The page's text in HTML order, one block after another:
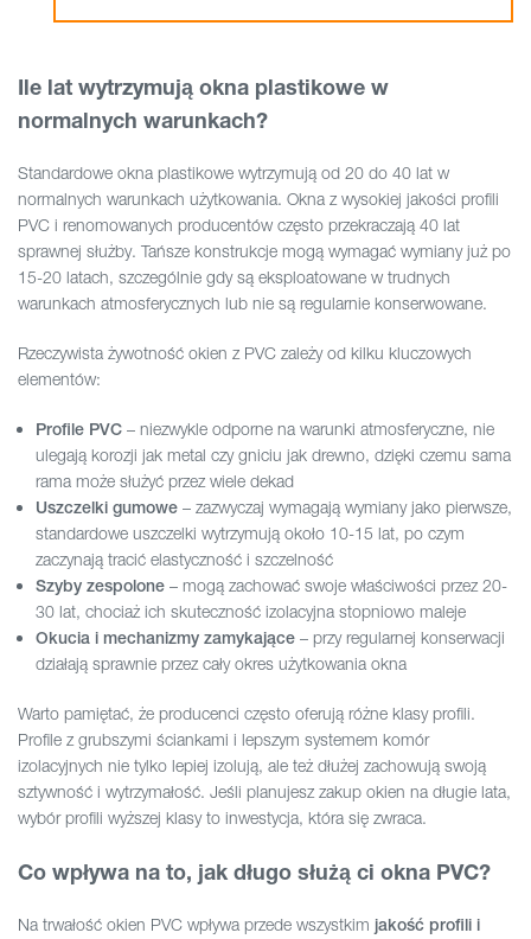
Ile lat wytrzymują okna plastikowe w
normalnych warunkach?
Standardowe okna plastikowe wytrzymują od 20 do 40 lat w
normalnych warunkach użytkowania. Okna z wysokiej jakości profili
PVC i renomowanych producentów często przekraczają 40 lat
sprawnej służby. Tańsze konstrukcje mogą wymagać wymiany już po
15-20 latach, szczególnie gdy są eksploatowane w trudnych
warunkach atmosferycznych lub nie są regularnie konserwowane.
Rzeczywista żywotność okien z PVC zależy od kilku kluczowych
elementów:
Profile PVC – niezwykle odporne na warunki atmosferyczne, nie
ulegają korozji jak metal czy gniciu jak drewno, dzięki czemu sama
rama może służyć przez wiele dekad
Uszczelki gumowe – zazwyczaj wymagają wymiany jako pierwsze,
standardowe uszczelki wytrzymują około 10-15 lat, po czym
zaczynają tracić elastyczność i szczelność
Szyby zespolone – mogą zachować swoje właściwości przez 20-
30 lat, chociaż ich skuteczność izolacyjna stopniowo maleje
Okucia i mechanizmy zamykające – przy regularnej konserwacji
działają sprawnie przez cały okres użytkowania okna
Warto pamiętać, że producenci często oferują różne klasy profili.
Profile z grubszymi ściankami i lepszym systemem komór
izolacyjnych nie tylko lepiej izolują, ale też dłużej zachowują swoją
sztywność i wytrzymałość. Jeśli planujesz zakup okien na długie lata,
wybór profili wyższej klasy to inwestycja, która się zwraca.
Co wpływa na to, jak długo służą ci okna PVC?
Na trwałość okien PVC wpływa przede wszystkim jakość profili i